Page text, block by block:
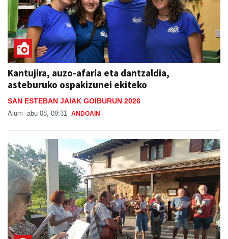
Kantujira, auzo-afaria eta dantzaldia,
asteburuko ospakizunei ekiteko
SAN ESTEBAN JAIAK GOIBURUN 2026
Aiurri abu 08, 09:31 ANDOAIN